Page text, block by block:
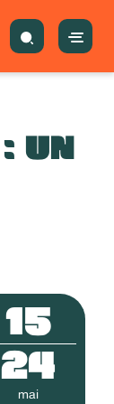
UN
15
24
mai